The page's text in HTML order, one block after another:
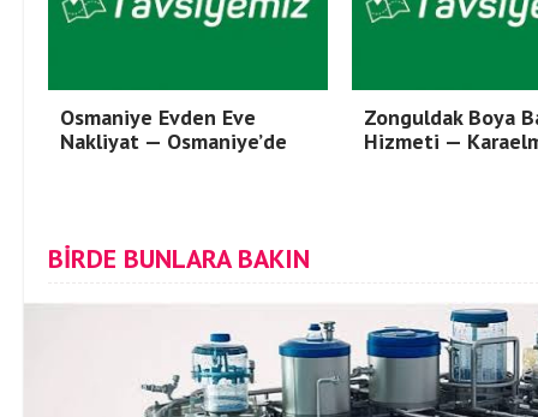
Osmaniye Evden Eve
Nakliyat — Osmaniye’de
Zonguldak Boya
Hizmeti —
BİRDE BUNLARA BAKIN